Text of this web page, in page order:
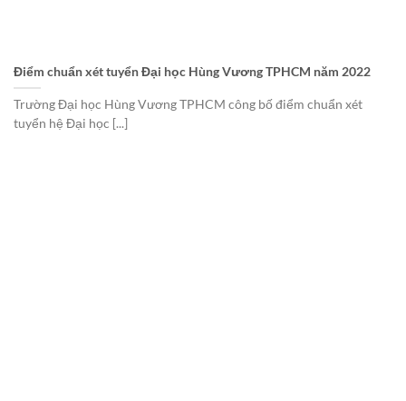
Điểm chuẩn xét tuyển Đại học Hùng Vương TPHCM năm 2022
Trường Đại học Hùng Vương TPHCM công bố điểm chuẩn xét
tuyển hệ Đại học [...]